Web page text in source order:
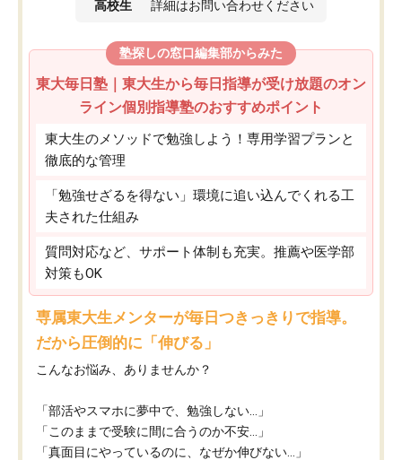
高校生 詳細はお問い合わせください
塾探しの窓口編集部からみた
東大毎日塾｜東大生から毎日指導が受け放題のオン
ライン個別指導塾のおすすめポイント
東大生のメソッドで勉強しよう！専用学習プランと
徹底的な管理
「勉強せざるを得ない」環境に追い込んでくれる工
夫された仕組み
質問対応など、サポート体制も充実。推薦や医学部
対策もOK
専属東大生メンターが毎日つきっきりで指導。
だから圧倒的に「伸びる」
こんなお悩み、ありませんか？
「部活やスマホに夢中で、勉強しない…」
「このままで受験に間に合うのか不安…」
「真面目にやっているのに、なぜか伸びない…」